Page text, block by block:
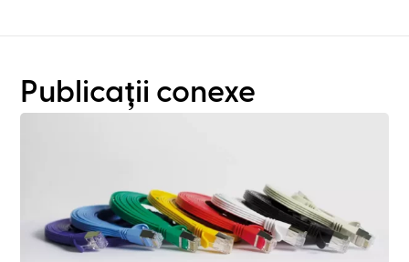
Publicații conexe